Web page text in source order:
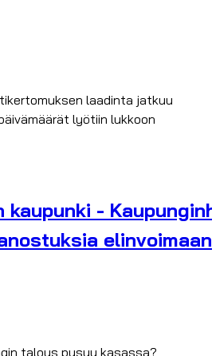
laadinta jatkuu
lyötiin lukkoon
kaupunki -
elinvoimaan
talous pysyy kasassa?